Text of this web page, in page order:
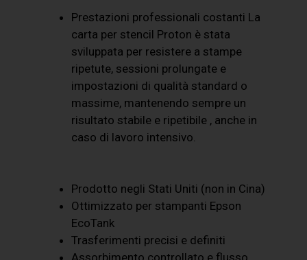
Prestazioni professionali costanti La
carta per stencil Proton è stata
sviluppata per resistere a stampe
ripetute, sessioni prolungate e
impostazioni di qualità standard o
massime, mantenendo sempre un
risultato stabile e ripetibile , anche in
caso di lavoro intensivo.
Prodotto negli Stati Uniti (non in Cina)
Ottimizzato per stampanti Epson
EcoTank
Trasferimenti precisi e definiti